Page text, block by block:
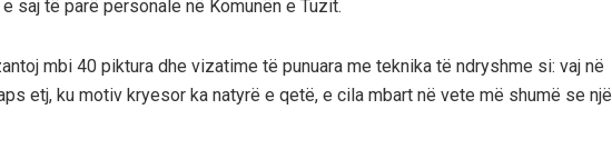
saj të parë personale në Komunën e Tuzit.
mbi 40 piktura dhe vizatime të punuara me teknika të ndryshme si: vaj në
etj, ku motiv kryesor ka natyrë e qetë, e cila mbart në vete më shumë se një